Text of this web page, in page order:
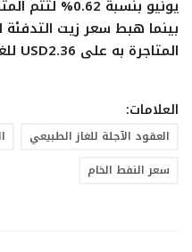
المتاجرة به على USD2.36 للغالون الواحد.
العلامات:
العقود الآجلة للغاز الطبيعي
سعر النفط الخام